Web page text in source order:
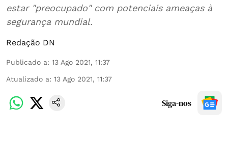
estar "preocupado" com potenciais ameaças à
segurança mundial.
Redação DN
Publicado a: 13 Ago 2021, 11:37
Atualizado a: 13 Ago 2021, 11:37
Siga-nos